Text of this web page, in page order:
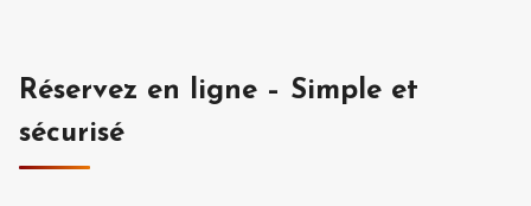
Réservez en ligne – Simple et
sécurisé